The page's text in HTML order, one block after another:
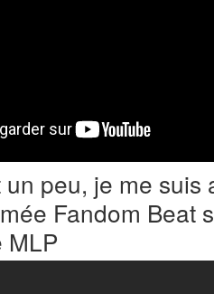
peu, je me suis
Fandom Beat
MLP